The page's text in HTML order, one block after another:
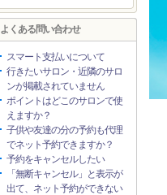
よくある問い合わせ
スマート支払いについて
行きたいサロン・近隣のサロ
ンが掲載されていません
ポイントはどこのサロンで使
えますか？
子供や友達の分の予約も代理
でネット予約できますか？
予約をキャンセルしたい
「無断キャンセル」と表示が
出て、ネット予約ができない